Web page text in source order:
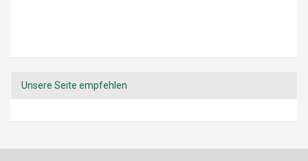
Unsere Seite empfehlen